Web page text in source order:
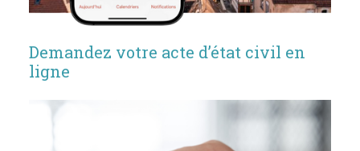
Demandez votre acte d’état civil en
ligne